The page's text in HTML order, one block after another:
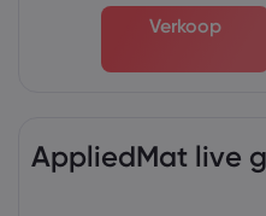
Verkoop
AppliedMat live